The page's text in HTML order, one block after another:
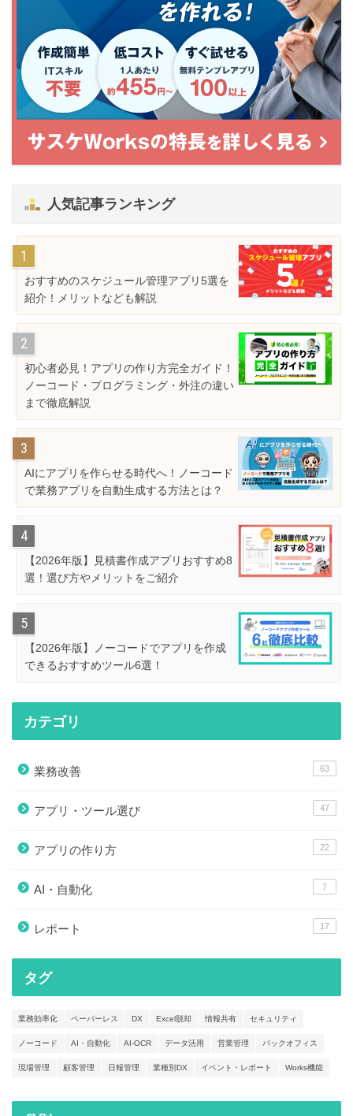
人気記事ランキング
おすすめのスケジュール管理アプリ5選を
紹介！メリットなども解説
初心者必見！アプリの作り方完全ガイド！
ノーコード・プログラミング・外注の違い
まで徹底解説
AIにアプリを作らせる時代へ！ノーコード
で業務アプリを自動生成する方法とは？
【2026年版】見積書作成アプリおすすめ8
選！選び方やメリットをご紹介
【2026年版】ノーコードでアプリを作成
できるおすすめツール6選！
カテゴリ
業務改善 63
アプリ・ツール選び 47
アプリの作り方 22
AI・自動化 7
レポート 17
タグ
業務効率化 ペーパーレス DX Excel脱却 情報共有 セキュリティ
ノーコード AI・自動化 AI-OCR データ活用 営業管理 バックオフィス
現場管理 顧客管理 日報管理 業種別DX イベント・レポート Works機能